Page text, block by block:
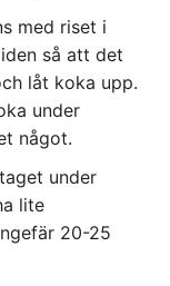
med riset i
så att det
låt koka upp.
under
något.
under
lite
20-25